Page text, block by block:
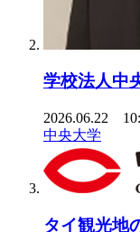
学校法人中
2026.06.22
中央大学
タイ観光地